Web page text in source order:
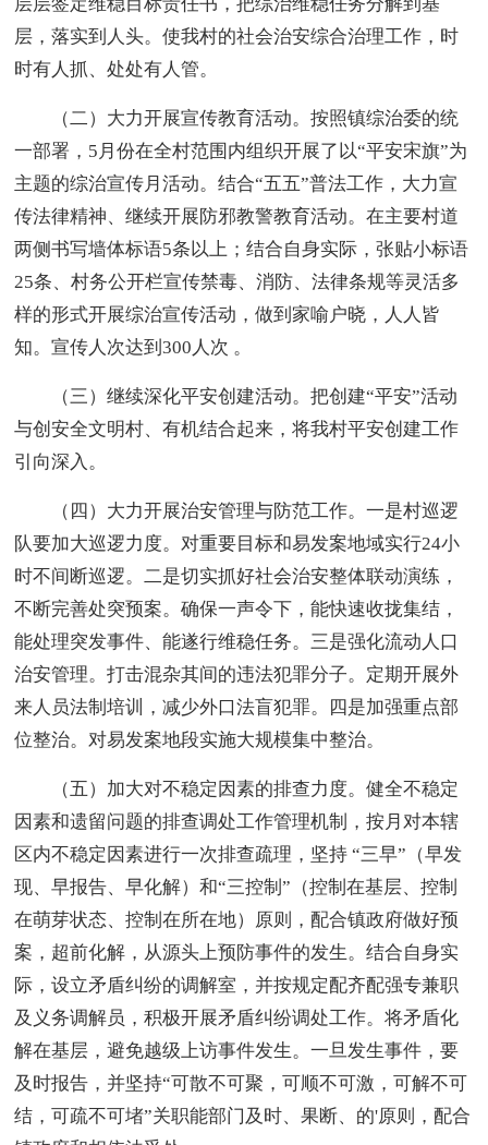
层，落实到人头。使我村的社会治安综合治理工作，时
时有人抓、处处有人管。
（二）大力开展宣传教育活动。按照镇综治委的统
一部署，5月份在全村范围内组织开展了以“平安宋旗”为
主题的综治宣传月活动。结合“五五”普法工作，大力宣
传法律精神、继续开展防邪教警教育活动。在主要村道
两侧书写墙体标语5条以上；结合自身实际，张贴小标语
25条、村务公开栏宣传禁毒、消防、法律条规等灵活多
样的形式开展综治宣传活动，做到家喻户晓，人人皆
知。宣传人次达到300人次 。
（三）继续深化平安创建活动。把创建“平安”活动
与创安全文明村、有机结合起来，将我村平安创建工作
引向深入。
（四）大力开展治安管理与防范工作。一是村巡逻
队要加大巡逻力度。对重要目标和易发案地域实行24小
时不间断巡逻。二是切实抓好社会治安整体联动演练，
不断完善处突预案。确保一声令下，能快速收拢集结，
能处理突发事件、能遂行维稳任务。三是强化流动人口
治安管理。打击混杂其间的违法犯罪分子。定期开展外
来人员法制培训，减少外口法盲犯罪。四是加强重点部
位整治。对易发案地段实施大规模集中整治。
（五）加大对不稳定因素的排查力度。健全不稳定
因素和遗留问题的排查调处工作管理机制，按月对本辖
区内不稳定因素进行一次排查疏理，坚持 “三早”（早发
现、早报告、早化解）和“三控制”（控制在基层、控制
在萌芽状态、控制在所在地）原则，配合镇政府做好预
案，超前化解，从源头上预防事件的发生。结合自身实
际，设立矛盾纠纷的调解室，并按规定配齐配强专兼职
及义务调解员，积极开展矛盾纠纷调处工作。将矛盾化
解在基层，避免越级上访事件发生。一旦发生事件，要
及时报告，并坚持“可散不可聚，可顺不可激，可解不可
结，可疏不可堵”关职能部门及时、果断、的'原则，配合